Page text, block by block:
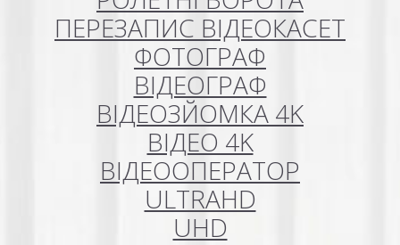
ПЕРЕЗАПИС ВІДЕОКАСЕТ
ФОТОГРАФ
ВІДЕОГРАФ
ВІДЕОЗЙОМКА 4K
ВІДЕО 4K
ВІДЕООПЕРАТОР
ULTRAHD
UHD